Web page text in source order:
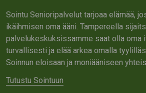
Sointu Senioripalvelut tarjoaa elämää,
ikäihmisen oma ääni. Tampereella
palvelukeskuksissamme saat olla oma
turvallisesti ja elää arkea omalla
Soinnun eloisaan ja moniääniseen
Tutustu Sointuun